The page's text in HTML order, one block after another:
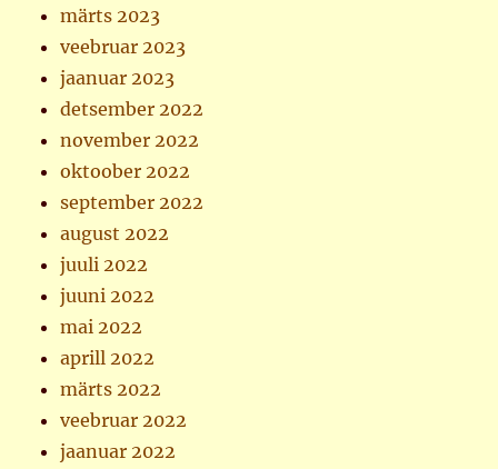
märts 2023
veebruar 2023
jaanuar 2023
detsember 2022
november 2022
oktoober 2022
september 2022
august 2022
juuli 2022
juuni 2022
mai 2022
aprill 2022
märts 2022
veebruar 2022
jaanuar 2022